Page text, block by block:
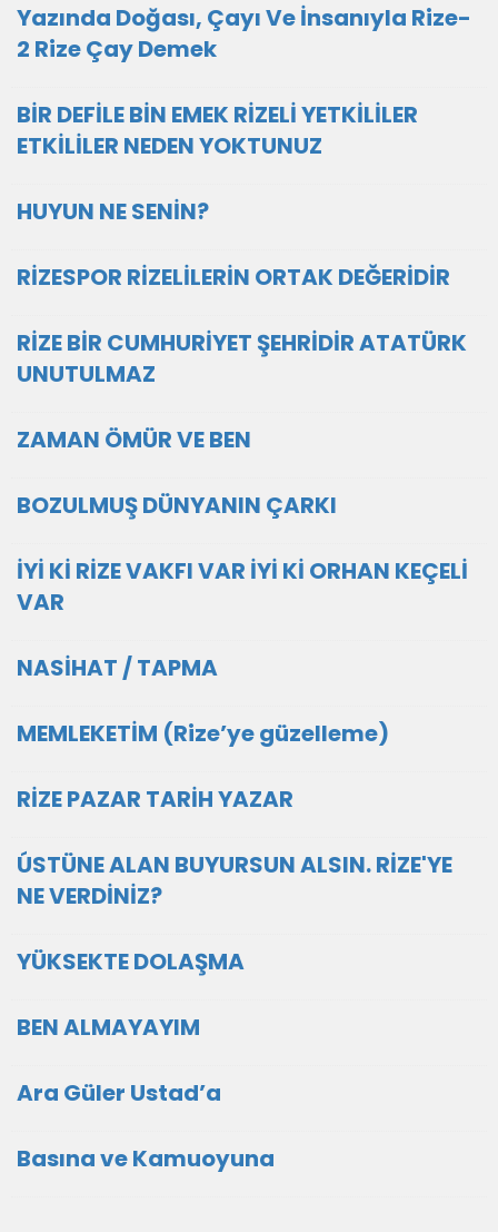
Yazında Doğası, Çayı Ve İnsanıyla Rize-
2 Rize Çay Demek
BİR DEFİLE BİN EMEK RİZELİ YETKİLİLER
ETKİLİLER NEDEN YOKTUNUZ
HUYUN NE SENİN?
RİZESPOR RİZELİLERİN ORTAK DEĞERİDİR
RİZE BİR CUMHURİYET ŞEHRİDİR ATATÜRK
UNUTULMAZ
ZAMAN ÖMÜR VE BEN
BOZULMUŞ DÜNYANIN ÇARKI
İYİ Kİ RİZE VAKFI VAR İYİ Kİ ORHAN KEÇELİ
VAR
NASİHAT / TAPMA
MEMLEKETİM (Rize’ye güzelleme)
RİZE PAZAR TARİH YAZAR
ÚSTÜNE ALAN BUYURSUN ALSIN. RİZE'YE
NE VERDİNİZ?
YÜKSEKTE DOLAŞMA
BEN ALMAYAYIM
Ara Güler Ustad’a
Basına ve Kamuoyuna